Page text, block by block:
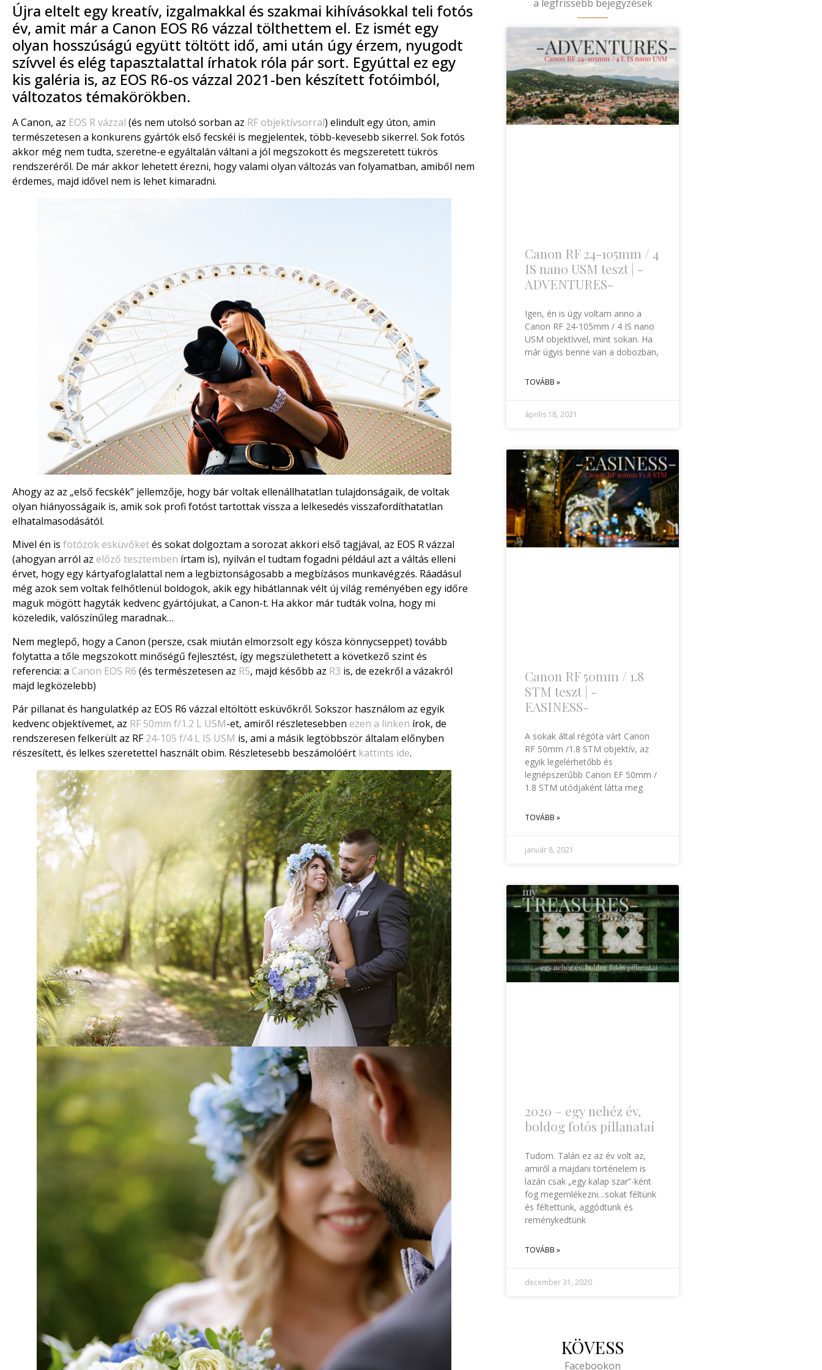
Újra eltelt egy kreatív, izgalmakkal és szakmai kihívásokkal teli fotós
év, amit már a Canon EOS R6 vázzal tölthettem el. Ez ismét egy
olyan hosszúságú együtt töltött idő, ami után úgy érzem, nyugodt
szívvel és elég tapasztalattal írhatok róla pár sort. Egyúttal ez egy
kis galéria is, az EOS R6-os vázzal 2021-ben készített fotóimból,
változatos témakörökben.
A Canon, az EOS R vázzal (és nem utolsó sorban az RF objektívsorral) elindult egy úton, amin
természetesen a konkurens gyártók első fecskéi is megjelentek, több-kevesebb sikerrel. Sok fotós
akkor még nem tudta, szeretne-e egyáltalán váltani a jól megszokott és megszeretett tükrös
rendszeréről. De már akkor lehetett érezni, hogy valami olyan változás van folyamatban, amiből nem
érdemes, majd idővel nem is lehet kimaradni.
Ahogy az az „első fecskék” jellemzője, hogy bár voltak ellenállhatatlan tulajdonságaik, de voltak
olyan hiányosságaik is, amik sok profi fotóst tartottak vissza a lelkesedés visszafordíthatatlan
elhatalmasodásától.
Mivel én is fotózok esküvőketés sokat dolgoztam a sorozat akkori első tagjával, az EOS R vázzal
(ahogyan arról az előző tesztemben írtam is), nyilván el tudtam fogadni például azt a váltás elleni
érvet, hogy egy kártyafoglalattal nem a legbiztonságosabb a megbízásos munkavégzés. Ráadásul
még azok sem voltak felhőtlenül boldogok, akik egy hibátlannak vélt új világ reményében egy időre
maguk mögött hagyták kedvenc gyártójukat, a Canon-t. Ha akkor már tudták volna, hogy mi
közeledik, valószínűleg maradnak…
Nem meglepő, hogy a Canon (persze, csak miután elmorzsolt egy kósza könnycseppet) tovább
folytatta a tőle megszokott minőségű fejlesztést, így megszülethetett a következő szint és
referencia: a Canon EOS R6 (és természetesen az R5, majd később az R3 is, de ezekről a vázakról
majd legközelebb)
Pár pillanat és hangulatkép az EOS R6 vázzal eltöltött esküvőkről. Sokszor használom az egyik
kedvenc objektívemet, az RF 50mm f/1.2 L USM-et, amiről részletesebben ezen a linken írok, de
rendszeresen felkerült az RF24-105 f/4 L IS USM is, ami a másik legtöbbször általam előnyben
részesített, és lelkes szeretettel használt obim. Részletesebb beszámolóért kattints ide.
a legfrissebb bejegyzések
Canon RF 24-105mm / 4
IS nano USM teszt | -
ADVENTURES-
Igen, én is úgy voltam anno a
Canon RF 24-105mm / 4 IS nano
USM objektívvel, mint sokan. Ha
már úgyis benne van a dobozban,
TOVÁBB »
április 18, 2021
Canon RF 50mm / 1.8
STM teszt | -
EASINESS-
A sokak által régóta várt Canon
RF 50mm /1.8 STM objektív, az
egyik legelérhetőbb és
legnépszerűbb Canon EF 50mm /
1.8 STM utódjaként látta meg
TOVÁBB »
január 8, 2021
2020 – egy nehéz év,
boldog fotós pillanatai
Tudom. Talán ez az év volt az,
amiről a majdani történelem is
lazán csak „egy kalap szar”-ként
fog megemlékezni…sokat féltünk
és féltettünk, aggódtunk és
reménykedtünk
TOVÁBB »
december 31, 2020
KÖVESS
Facebookon